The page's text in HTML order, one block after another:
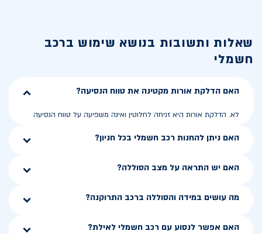
שאלות ותשובות בנושא שימוש ברכב
חשמלי
האם הדלקת אורות מקטינה את טווח הנסיעה?
לא. הדלקת אורות היא זניחה לחלוטין ואינה משפיעה על טווח הנסיעה
האם ניתן להחנות רכב חשמלי בכל חניון?
האם יש התראה על מצב הסוללה?
מה עושים במידה והסוללה ברכב התרוקנה?
האם אפשר לנסוע עם רכב חשמלי לאילת?